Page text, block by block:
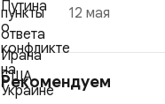
12 мая
Рекомендуем